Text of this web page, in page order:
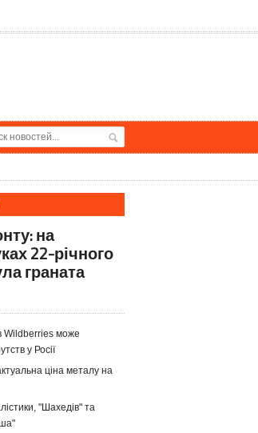
на
22-річного
граната
Wildberries може
у Росії
ціна металу на
"Шахедів" та